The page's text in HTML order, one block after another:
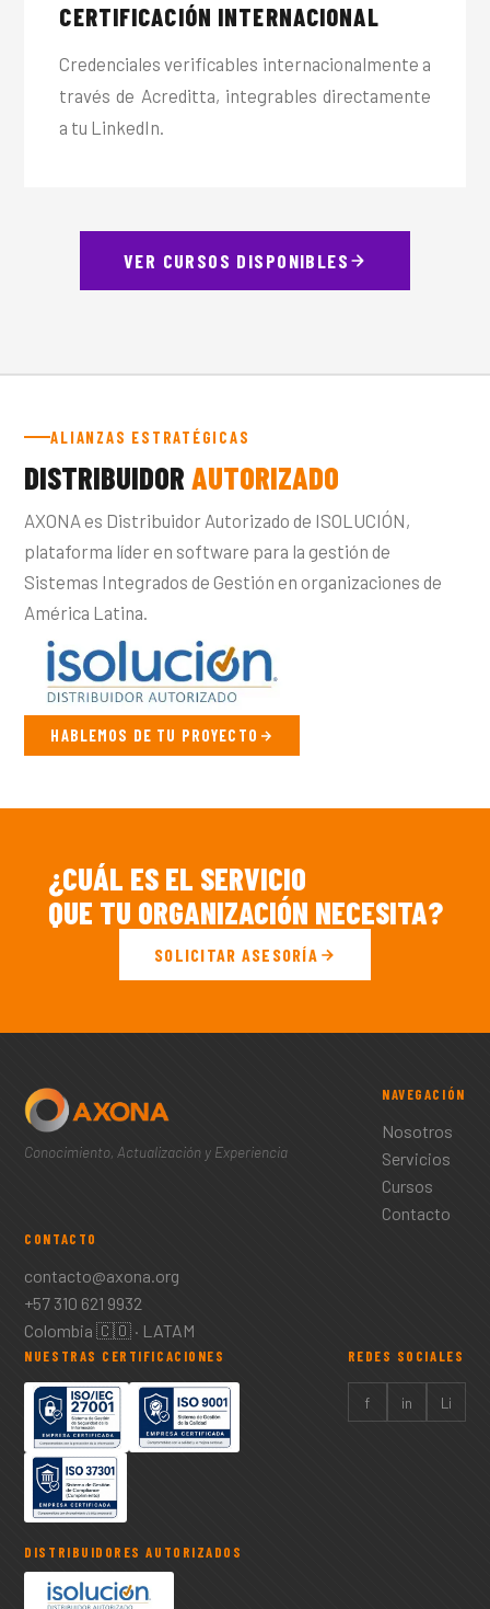
CERTIFICACIÓN INTERNACIONAL
Credenciales verificables internacionalmente a
través de Acreditta, integrables directamente
a tu LinkedIn.
VER CURSOS DISPONIBLES
ALIANZAS ESTRATÉGICAS
DISTRIBUIDORAUTORIZADO
AXONA es Distribuidor Autorizado de ISOLUCIÓN,
plataforma líder en software para la gestión de
Sistemas Integrados de Gestión en organizaciones de
América Latina.
HABLEMOS DE TU PROYECTO
¿CUÁL ES EL SERVICIO
QUE TU ORGANIZACIÓN NECESITA?
SOLICITAR ASESORÍA
Conocimiento, Actualización y Experiencia
NAVEGACIÓN
Nosotros
Servicios
Cursos
Contacto
CONTACTO
contacto@axona.org
+57 310 621 9932
Colombia 🇨🇴 · LATAM
NUESTRAS CERTIFICACIONES
DISTRIBUIDORES AUTORIZADOS
REDES SOCIALES
f in Li